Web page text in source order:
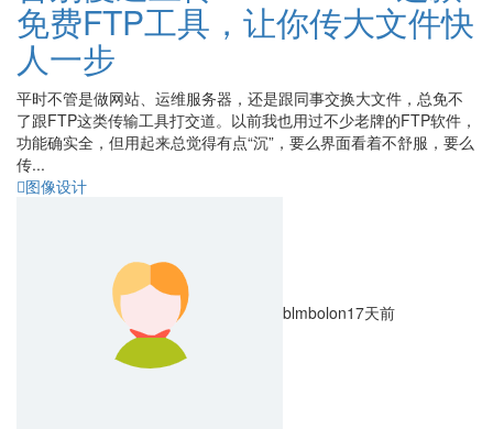
免费FTP工具，让你传大文件快
人一步
平时不管是做网站、运维服务器，还是跟同事交换大文件，总免不
了跟FTP这类传输工具打交道。以前我也用过不少老牌的FTP软件，
功能确实全，但用起来总觉得有点“沉”，要么界面看着不舒服，要么
传...
图像设计
blmbolon17天前